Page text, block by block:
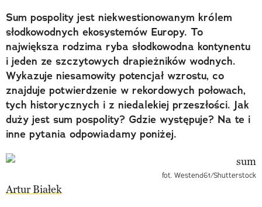
Sum pospolity jest niekwestionowanym królem
słodkowodnych ekosystemów Europy. To
największa rodzima ryba słodkowodna kontynentu
i jeden ze szczytowych drapieżników wodnych.
Wykazuje niesamowity potencjał wzrostu, co
znajduje potwierdzenie w rekordowych połowach,
tych historycznych i z niedalekiej przeszłości. Jak
duży jest sum pospolity? Gdzie występuje? Na te i
inne pytania odpowiadamy poniżej.
fot. Westend61/Shutterstock
Artur Białek